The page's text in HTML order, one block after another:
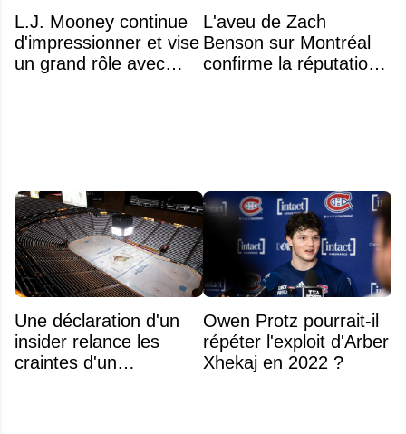
L.J. Mooney continue
d'impressionner et vise
un grand rôle avec
L'aveu de Zach
Benson sur Montréal
confirme la réputation
Une déclaration d'un
insider relance les
craintes d'un
Owen Protz pourrait-il
répéter l'exploit d'Arber
Xhekaj en 2022 ?